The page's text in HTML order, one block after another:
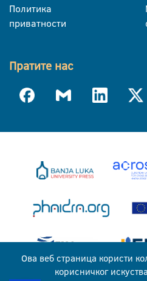
Политика
приватности
Пратите нас
Ова веб страница користи
корисничког